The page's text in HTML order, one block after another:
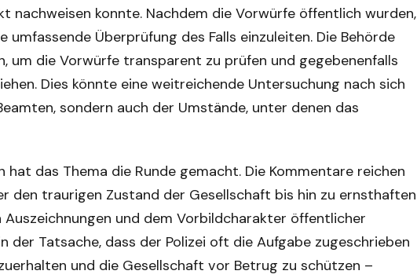
nachweisen konnte. Nachdem die Vorwürfe öffentlich wurden,
umfassende Überprüfung des Falls einzuleiten. Die Behörde
um die Vorwürfe transparent zu prüfen und gegebenenfalls
Dies könnte eine weitreichende Untersuchung nach sich
sondern auch der Umstände, unter denen das
hat das Thema die Runde gemacht. Die Kommentare reichen
den traurigen Zustand der Gesellschaft bis hin zu ernsthaften
und dem Vorbildcharakter öffentlicher
der Tatsache, dass der Polizei oft die Aufgabe zugeschrieben
und die Gesellschaft vor Betrug zu schützen –